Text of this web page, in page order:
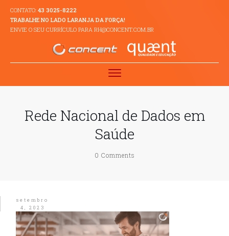
CONTATO: 43 3025-8222
TRABALHE NO LADO LARANJA DA FORÇA!
ENVIE O SEU CURRÍCULO PARA RH@CONCENT.COM.BR
Rede Nacional de Dados em
Saúde
0 Comments
setembro
4, 2023